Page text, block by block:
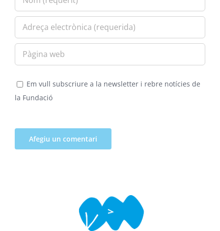
Em vull subscriure a la newsletter i rebre notícies de
la Fundació